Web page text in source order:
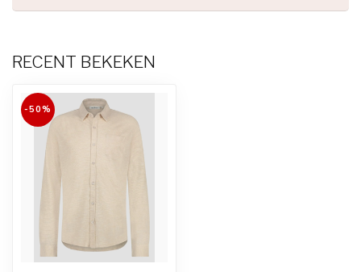
RECENT BEKEKEN
-50%